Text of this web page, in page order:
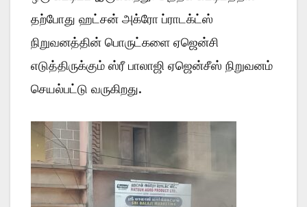
தற்போது ஹட்சன் அக்ரோ ப்ராடக்ட்ஸ்
நிறுவனத்தின் பொருட்களை ஏஜென்சி
எடுத்திருக்கும் ஸ்ரீ பாலாஜி ஏஜென்சீஸ் நிறுவனம்
செயல்பட்டு வருகிறது.